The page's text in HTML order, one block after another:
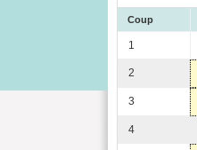
Coup
1
2
3
4